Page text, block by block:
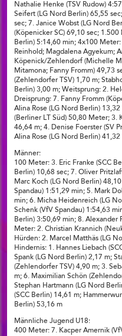
Nathalie Henke (TSV Rudow)
Seifert (LG Nord Berlin) 65,55
sec; 7. Janice Wobst (LG Nord
(Köpenicker SC) 69,10 sec;
Berlin) 5:14,60 min; 4x100
Reinhold; Magdalena Agyekum;
Köpenick/Zehlendorf (Michelle
Mitamona; Fanny Fromm) 49,73
(Zehlendorfer TSV) 1,70 m;
Berlin) 3,00 m; Weitsprung: 2.
Dreisprung: 7. Fanny Fromm
Alina Rose (LG Nord Berlin)
(Berliner LT Süd) 50,80 Meter; 3.
46,64 m; 4. Denise Foerster (SV
Alina Rose (LG Nord Berlin) 41,32
Männer:
100 Meter: 3. Eric Franke (SCC
Berlin) 10,68 sec; 7. Oliver
Marc Koch (LG Nord Berlin)
Spandau) 1:51,29 min; 5. Mark
min; 6. Micha Heidenreich (LG
Schenk (VfV Spandau) 1:54,63
Berlin) 3:50,69 min; 8. Alexander
Meter: 2. Christian Krannich
Hürden: 2. Marcel Matthäs (LG
Hindernis: 1. Hannes Liebach
Spank (LG Nord Berlin) 2,17 m;
(Zehlendorfer TSV) 4,90 m; 3.
m; 6. Maximilian Schön
Stephan Hartmann (LG Nord
(SCC Berlin) 14,61 m;
Berlin) 53,16 m
Männliche Jugend U18:
400 Meter: 7. Kacper Amernik